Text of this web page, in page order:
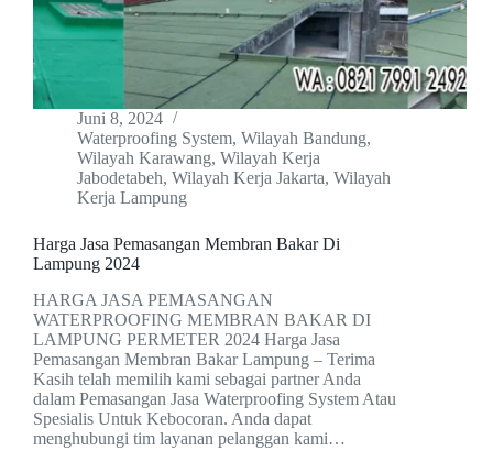
Juni 8, 2024
Waterproofing System, Wilayah Bandung,
Wilayah Karawang, Wilayah Kerja
Jabodetabeh, Wilayah Kerja Jakarta, Wilayah
Kerja Lampung
Harga Jasa Pemasangan Membran Bakar Di
Lampung 2024
HARGA JASA PEMASANGAN
WATERPROOFING MEMBRAN BAKAR DI
LAMPUNG PERMETER 2024 Harga Jasa
Pemasangan Membran Bakar Lampung – Terima
Kasih telah memilih kami sebagai partner Anda
dalam Pemasangan Jasa Waterproofing System Atau
Spesialis Untuk Kebocoran. Anda dapat
menghubungi tim layanan pelanggan kami…